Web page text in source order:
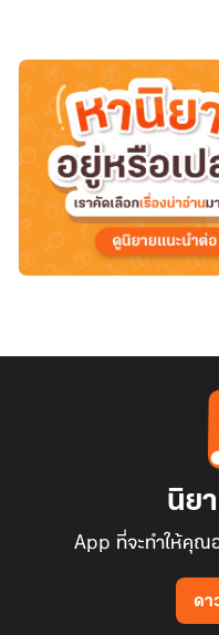
นิย
App ที่จะทำให้คุณ
ดา